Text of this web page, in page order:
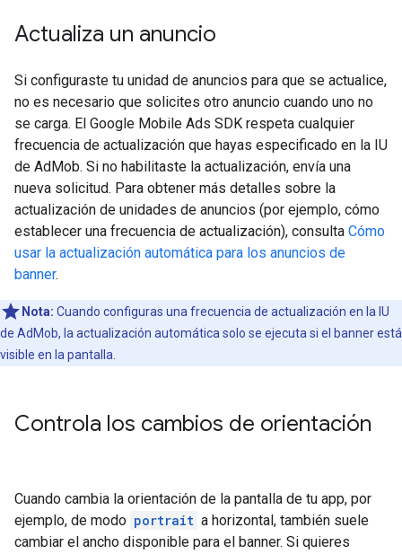
Actualiza un anuncio
Si configuraste tu unidad de anuncios para que se actualice,
no es necesario que solicites otro anuncio cuando uno no
se carga. El Google Mobile Ads SDK respeta cualquier
frecuencia de actualización que hayas especificado en la IU
de AdMob. Si no habilitaste la actualización, envía una
nueva solicitud. Para obtener más detalles sobre la
actualización de unidades de anuncios (por ejemplo, cómo
establecer una frecuencia de actualización), consulta Cómo
usar la actualización automática para los anuncios de
banner.
Nota: Cuando configuras una frecuencia de actualización en la IU
de AdMob, la actualización automática solo se ejecuta si el banner está
visible en la pantalla.
Controla los cambios de orientación
Cuando cambia la orientación de la pantalla de tu app, por
ejemplo, de modo portrait a horizontal, también suele
cambiar el ancho disponible para el banner. Si quieres